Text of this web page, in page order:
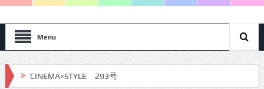
Menu
CINEMA×STYLE 293号